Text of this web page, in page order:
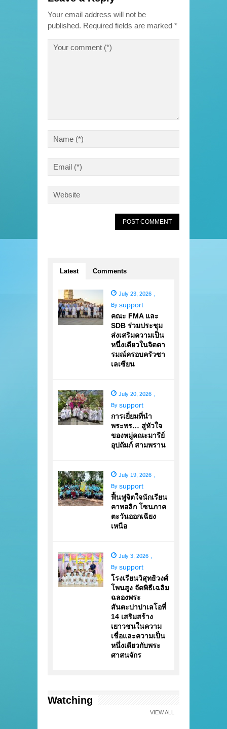
Your email address will not be
published. Required fields are marked *
Latest Comments
July 23, 2026
By support
คณะ FMA และ
SDB ร่วมประชุม
ส่งเสริมความเป็น
หนึ่งเดียวในจิตตา
รมณ์ครอบครัวซา
เลเซียน
July 20, 2026
By support
การเยี่ยมที่นำ
พระพร… สู่หัวใจ
ของหมู่คณะมารีย์
อุปถัมภ์ สามพราน
July 19, 2026
By support
ฟื้นฟูจิตใจนักเรียน
คาทอลิก โซนภาค
ตะวันออกเฉียง
เหนือ
July 3, 2026
By support
โรงเรียนวิสุทธิวงศ์
โพนสูง จัดพิธีเฉลิม
ฉลองพระ
สันตะปาปาเลโอที่
14 เสริมสร้าง
เยาวชนในความ
เชื่อและความเป็น
หนึ่งเดียวกับพระ
ศาสนจักร
Watching
VIEW ALL